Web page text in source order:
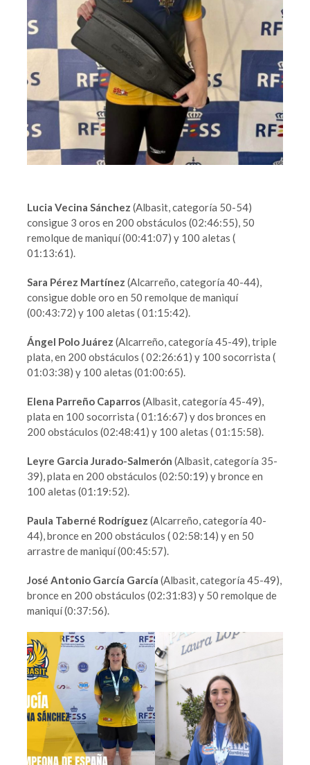
Lucia Vecina Sánchez (Albasit, categoría 50-54)
consigue 3 oros en 200 obstáculos (02:46:55), 50
remolque de maniquí (00:41:07) y 100 aletas (
01:13:61).
Sara Pérez Martínez (Alcarreño, categoría 40-44),
consigue doble oro en 50 remolque de maniquí
(00:43:72) y 100 aletas ( 01:15:42).
Ángel Polo Juárez (Alcarreño, categoría 45-49), triple
plata, en 200 obstáculos ( 02:26:61) y 100 socorrista (
01:03:38) y 100 aletas (01:00:65).
Elena Parreño Caparros(Albasit, categoría 45-49),
plata en 100 socorrista ( 01:16:67) y dos bronces en
200 obstáculos (02:48:41) y 100 aletas ( 01:15:58).
Leyre Garcia Jurado-Salmerón (Albasit, categoría 35-
39), plata en 200 obstáculos (02:50:19) y bronce en
100 aletas (01:19:52).
Paula Taberné Rodríguez (Alcarreño, categoría 40-
44), bronce en 200 obstáculos ( 02:58:14) y en 50
arrastre de maniquí (00:45:57).
José Antonio García García (Albasit, categoría 45-49),
bronce en 200 obstáculos (02:31:83) y 50 remolque de
maniquí (0:37:56).